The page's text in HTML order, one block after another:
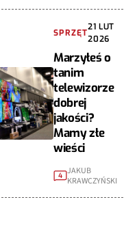
SPRZĘT
21 LUT
2026
Marzyłeś o
tanim
telewizorze
dobrej
jakości?
Mamy złe
wieści
4 JAKUB
KRAWCZYŃSKI